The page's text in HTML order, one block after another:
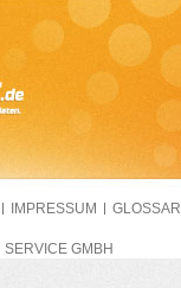
IMPRESSUM GLOSSAR
GMBH